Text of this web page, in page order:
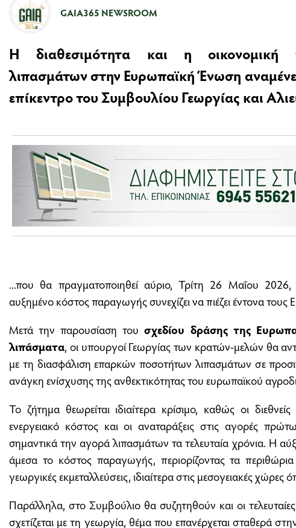
GAIA365 NEWSROOM
Η διαθεσιμότητα και η οικονομική
λιπασμάτων στην Ευρωπαϊκή Ένωση
επίκεντρο του Συμβουλίου Γεωργίας και
...που θα πραγματοποιηθεί αύριο, Τρίτη 26 Μαΐου
αυξημένο κόστος παραγωγής συνεχίζει να πιέζει έντονα
Μετά την παρουσίαση τουσχεδίου δράσης της
λιπάσματα, οι υπουργοί Γεωργίας των κρατών-μελών θα
με τη διασφάλιση επαρκών ποσοτήτων λιπασμάτων σε
ανάγκη ενίσχυσης της ανθεκτικότητας του ευρωπαϊκού
Το ζήτημα θεωρείται ιδιαίτερα κρίσιμο, καθώς οι διεθνείς
ενεργειακό κόστος και οι αναταράξεις στις αγορές
σημαντικά την αγορά λιπασμάτων τα τελευταία χρόνια. Η
άμεσα το κόστος παραγωγής, περιορίζοντας τα
γεωργικές εκμεταλλεύσεις, ιδιαίτερα στις μεσογειακές χώρες
Παράλληλα, στο Συμβούλιο θα συζητηθούν και οι τελευταίες
σχετίζεται με τη γεωργία, θέμα που επανέρχεται σταθερά